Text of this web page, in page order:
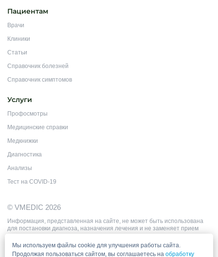
Пациентам
Врачи
Клиники
Статьи
Справочник болезней
Справочник симптомов
Услуги
Профосмотры
Медицинские справки
Медкнижки
Диагностика
Анализы
Тест на COVID-19
© VMEDIC 2026
Информация, представленная на сайте, не может быть использована
для постановки диагноза, назначения лечения и не заменяет прием
врача.
Цены, приведённые на сайте, не окончательные, не являются
публичной офертой и носят информационный характер.
Мы используем файлы cookie для улучшения работы сайта.
Продолжая пользоваться сайтом, вы соглашаетесь на обработку